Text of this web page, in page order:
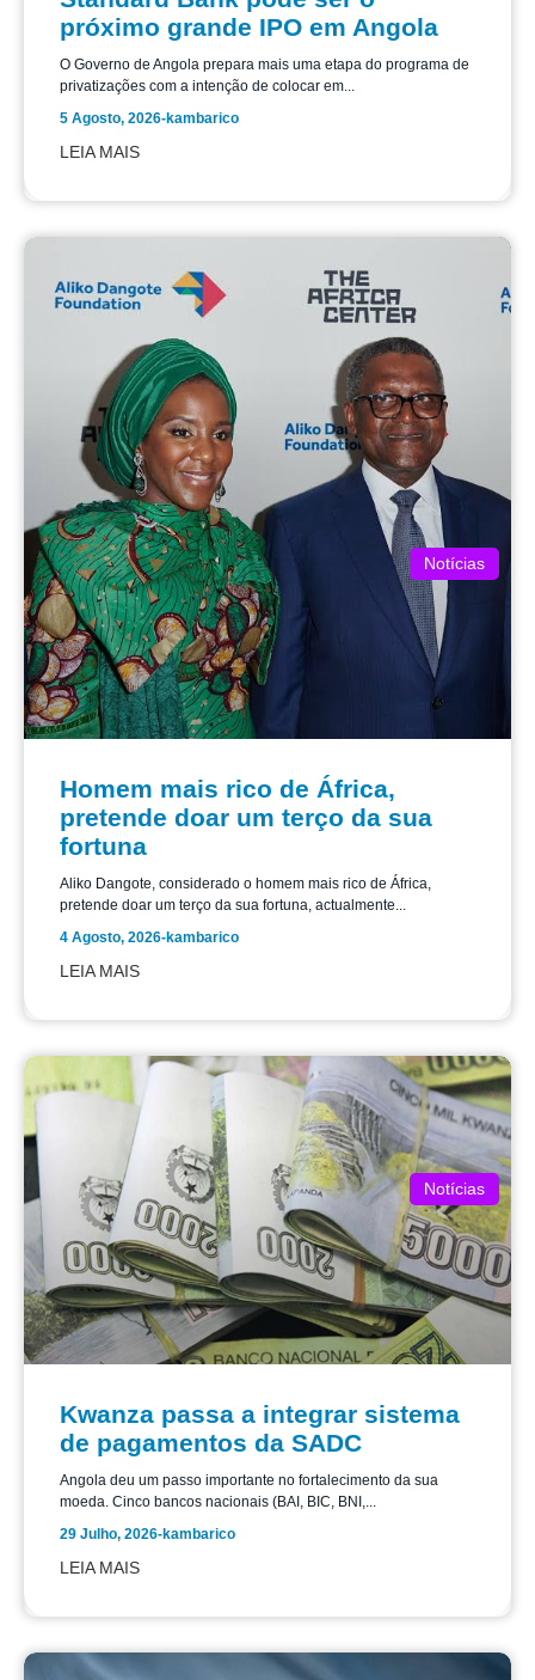
próximo grande IPO em Angola
O Governo de Angola prepara mais uma etapa do programa de
privatizações com a intenção de colocar em...
5 Agosto, 2026-kambarico
LEIA MAIS
Notícias
Homem mais rico de África,
pretende doar um terço da sua
fortuna
Aliko Dangote, considerado o homem mais rico de África,
pretende doar um terço da sua fortuna, actualmente...
4 Agosto, 2026-kambarico
LEIA MAIS
Notícias
Kwanza passa a integrar sistema
de pagamentos da SADC
Angola deu um passo importante no fortalecimento da sua
moeda. Cinco bancos nacionais (BAI, BIC, BNI,...
29 Julho, 2026-kambarico
LEIA MAIS